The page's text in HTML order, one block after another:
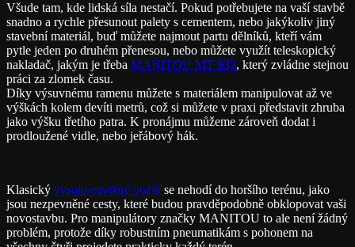
Všude tam, kde lidská síla nestačí. Pokud potřebujete na vaší stavbě
snadno a rychle přesunout palety s cementem, nebo jakýkoliv jiný
stavební materiál, buď můžete najmout partu dělníků, kteří vám
pytle jeden po druhém přenesou, nebo můžete využít teleskopický
nakladač, jakým je třeba MANITOU MT 932, který zvládne stejnou
práci za zlomek času.
Díky výsuvnému ramenu můžete s materiálem manipulovat až ve
výškách kolem devíti metrů, což si můžete v praxi představit zhruba
jako výšku třetího patra. K pronájmu můžeme zároveň dodat i
prodloužené vidle, nebo jeřábový hák.
Klasický vysokozdvižný vozík se nehodí do horšího terénu, jako
jsou nezpevněné cesty, které budou pravděpodobně obklopovat vaši
novostavbu. Pro manipulátory značky MANITOU to ale není žádný
problém, protože díky robustním pneumatikám s pohonem na